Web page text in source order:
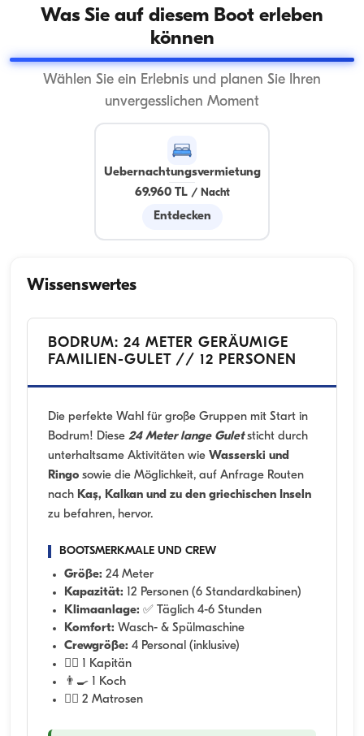
Was Sie auf diesem Boot erleben
können
Wählen Sie ein Erlebnis und planen Sie Ihren
unvergesslichen Moment
Uebernachtungsvermietung
69.960 TL/ Nacht
Entdecken
Wissenswertes
BODRUM: 24 METER GERÄUMIGE
FAMILIEN-GULET // 12 PERSONEN
Die perfekte Wahl für große Gruppen mit Start in
Bodrum! Diese 24 Meter lange Guletsticht durch
unterhaltsame Aktivitäten wie Wasserski und
Ringo sowie die Möglichkeit, auf Anfrage Routen
nach Kaş, Kalkan und zu den griechischen Inseln
zu befahren, hervor.
BOOTSMERKMALE UND CREW
Größe: 24 Meter
Kapazität: 12 Personen (6 Standardkabinen)
Klimaanlage: ✅ Täglich 4-6 Stunden
Komfort: Wasch- & Spülmaschine
Crewgröße: 4 Personal (inklusive)
👨‍✈️ 1 Kapitän
👨‍🍳 1 Koch
🧑‍✈️ 2 Matrosen